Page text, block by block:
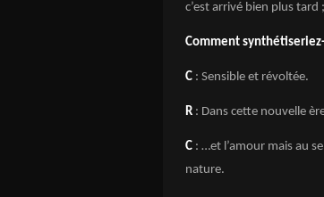
c’est arrivé bien plus
Comment
C : Sensible et révoltée.
R : Dans cette nouvelle
C : …et l’amour mais au
nature.